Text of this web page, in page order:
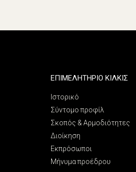
ΕΠΙΜΕΛΗΤΗΡΙΟ ΚΙΛΚΙΣ
Ιστορικό
Σύντομο προφίλ
Σκοπός & Αρμοδιότητες
Διοίκηση
Εκπρόσωποι
Μήνυμα προέδρου